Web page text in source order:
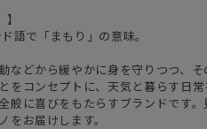
語で「まもり」の意味。
などから緩やかに身を守りつつ、
をコンセプトに、天気と暮らす日
般に喜びをもたらすブランドです。
をお届けします。